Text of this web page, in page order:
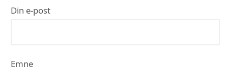
Din e-post
Emne